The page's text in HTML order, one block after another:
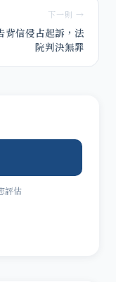
下一則 →
背信侵占起訴，法
院判決無罪
評估